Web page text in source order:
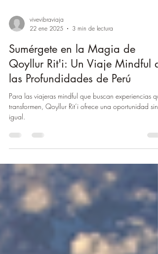
22 ene 2025
3 min de lectura
Sumérgete en la Magia de
Qoyllur Rit'i: Un Viaje Mindful a
las Profundidades de Perú
Para las viajeras mindful que buscan experiencias
igual.